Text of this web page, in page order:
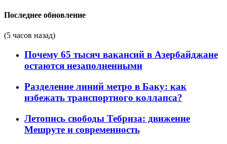
Последнее обновление
(5 часов назад)
Почему 65 тысяч вакансий в Азербайджане
остаются незаполненными
Разделение линий метро в Баку: как
избежать транспортного коллапса?
Летопись свободы Тебриза: движение
Мешруте и современность